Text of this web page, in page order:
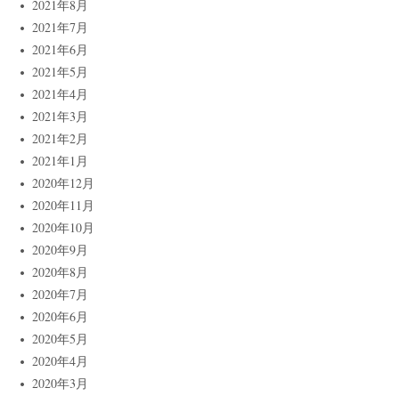
2021年8月
2021年7月
2021年6月
2021年5月
2021年4月
2021年3月
2021年2月
2021年1月
2020年12月
2020年11月
2020年10月
2020年9月
2020年8月
2020年7月
2020年6月
2020年5月
2020年4月
2020年3月